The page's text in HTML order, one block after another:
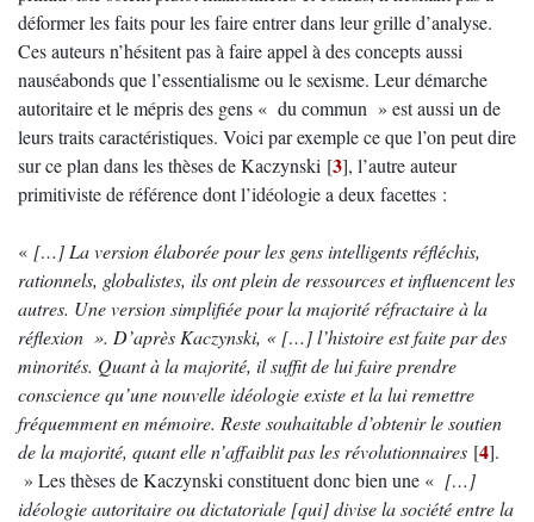
déformer les faits pour les faire entrer dans leur grille d’analyse.
Ces auteurs n’hésitent pas à faire appel à des concepts aussi
nauséabonds que l’essentialisme ou le sexisme. Leur démarche
autoritaire et le mépris des gens « du commun » est aussi un de
leurs traits caractéristiques. Voici par exemple ce que l’on peut dire
sur ce plan dans les thèses de Kaczynski [3], l’autre auteur
primitiviste de référence dont l’idéologie a deux facettes :
« […] La version élaborée pour les gens intelligents réfléchis,
rationnels, globalistes, ils ont plein de ressources et influencent les
autres. Une version simplifiée pour la majorité réfractaire à la
réflexion ». D’après Kaczynski, « […] l’histoire est faite par des
minorités. Quant à la majorité, il suffit de lui faire prendre
conscience qu’une nouvelle idéologie existe et la lui remettre
fréquemment en mémoire. Reste souhaitable d’obtenir le soutien
de la majorité, quant elle n’affaiblit pas les révolutionnaires [4].
» Les thèses de Kaczynski constituent donc bien une « […]
idéologie autoritaire ou dictatoriale [qui] divise la société entre la